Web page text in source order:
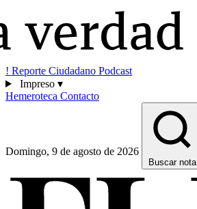
! Reporte Ciudadano Podcast
Impreso ▾
Hemeroteca Contacto
Domingo, 9 de agosto de 2026
Buscar nota